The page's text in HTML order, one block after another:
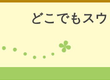
どこでもス